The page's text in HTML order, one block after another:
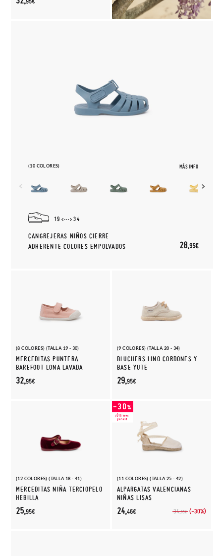
(10 COLORES) MÁS INFO
19 34
CANGREJERAS NIÑOS CIERRE
ADHERENTE COLORES EMPOLVADOS
28,95€
(8 COLORES) (TALLA 19 - 30)
MERCEDITAS PUNTERA
BAREFOOT LONA LAVADA
32,95€
(9 COLORES) (TALLA 20 - 34)
BLUCHERS LINO CORDONES Y
BASE YUTE
29,95€
(12 COLORES) (TALLA 18 - 41)
MERCEDITAS NIÑA TERCIOPELO
HEBILLA
25,95€
(11 COLORES) (TALLA 25 - 42)
ALPARGATAS VALENCIANAS
NIÑAS LISAS
34,95€ (-30%)
24,46€